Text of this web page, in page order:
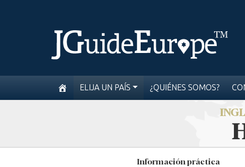
ELIJA UN PAÍS ¿QUIÉNES SOMOS?
Información práctica